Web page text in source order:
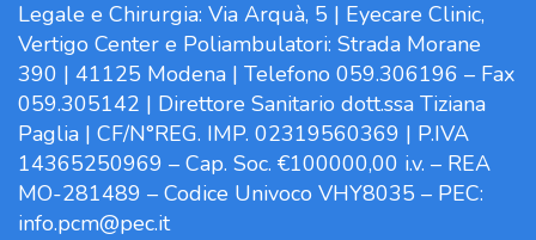
Legale e Chirurgia: Via Arquà, 5 | Eyecare Clinic,
Vertigo Center e Poliambulatori: Strada Morane
390 | 41125 Modena | Telefono 059.306196 – Fax
059.305142 | Direttore Sanitario dott.ssa Tiziana
Paglia | CF/N°REG. IMP. 02319560369 | P.IVA
14365250969 – Cap. Soc. €100000,00 i.v. – REA
MO-281489 – Codice Univoco VHY8035 – PEC:
info.pcm@pec.it